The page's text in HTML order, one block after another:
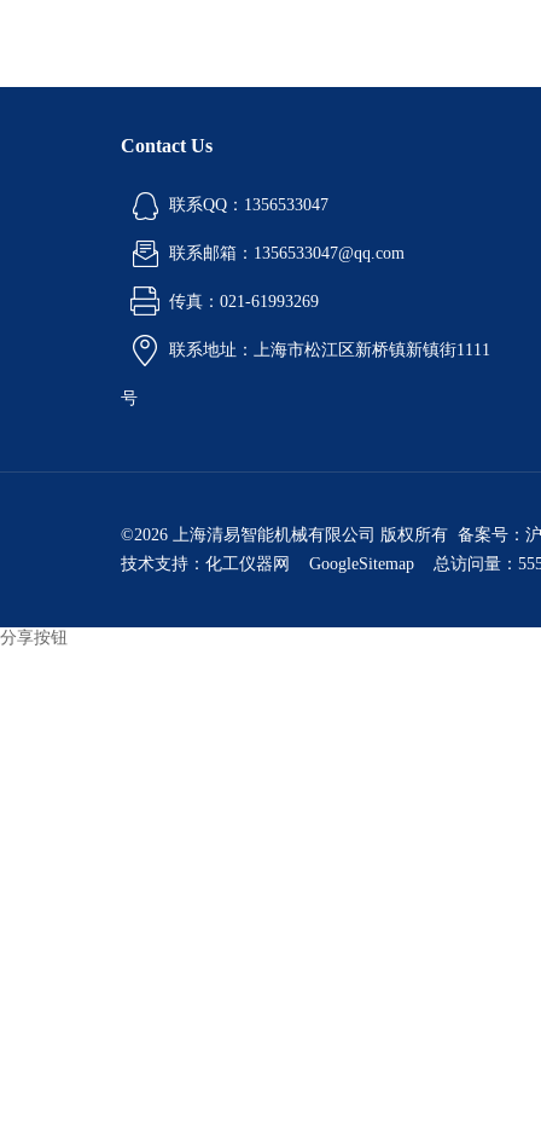
Contact Us
联系QQ：1356533047
联系邮箱：1356533047@qq.com
传真：021-61993269
联系地址：上海市松江区新桥镇新镇街1111
号
©2026 上海清易智能机械有限公司 版权所有 备案号：
技术支持： 化工仪器网 GoogleSitemap 总访问量：
分享按钮